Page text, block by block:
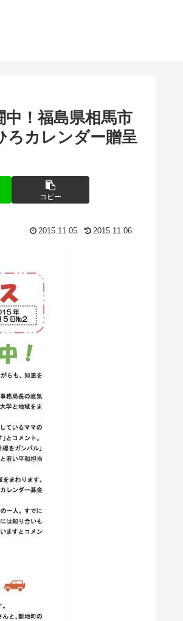
中！福島県相馬市
ろカレンダー贈呈
コピー
2015.11.05 2015.11.06